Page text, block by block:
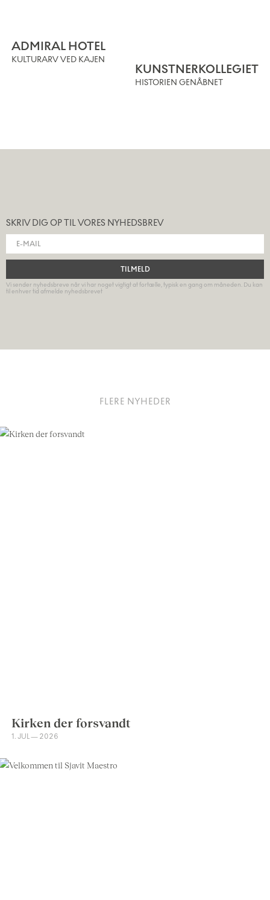
ADMIRAL HOTEL
KULTURARV VED KAJEN
KUNSTNERKOLLEGIET
HISTORIEN GENÅBNET
SKRIV DIG OP TIL VORES NYHEDSBREV
TILMELD
Vi sender nyhedsbreve når vi har noget vigtigt at fortælle, typisk en gang om måneden. Du kan
til enhver tid afmelde nyhedsbrevet
FLERE NYHEDER
Kirken der forsvandt
1. JUL — 2026